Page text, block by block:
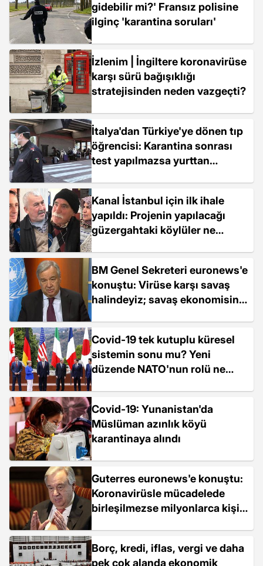
gidebilir mi?' Fransız polisine
ilginç 'karantina soruları'
İzlenim | İngiltere koronavirüse
karşı sürü bağışıklığı
stratejisinden neden vazgeçti?
İtalya'dan Türkiye'ye dönen tıp
öğrencisi: Karantina sonrası
test yapılmazsa yurttan
Kanal İstanbul için ilk ihale
yapıldı: Projenin yapılacağı
güzergahtaki köylüler ne
BM Genel Sekreteri euronews'e
konuştu: Virüse karşı savaş
halindeyiz; savaş ekonomisine
Covid-19 tek kutuplu küresel
sistemin sonu mu? Yeni
düzende NATO'nun rolü ne
Covid-19: Yunanistan'da
Müslüman azınlık köyü
karantinaya alındı
Guterres euronews'e konuştu:
Koronavirüsle mücadelede
birleşilmezse milyonlarca kişi
Borç, kredi, iflas, vergi ve daha
pek çok alanda ekonomik